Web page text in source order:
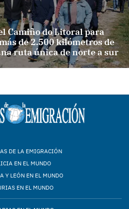
Camiño do Litoral para
de 2.500 kilómetros de
ruta única de norte a sur
DE LA EMIGRACIÓN
EN EL MUNDO
Y LEÓN EN EL MUNDO
EN EL MUNDO